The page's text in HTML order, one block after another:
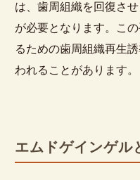
は、歯周組織を回復さ
が必要となります。こ
るための歯周組織再生
われることがあります。
エムドゲインゲル